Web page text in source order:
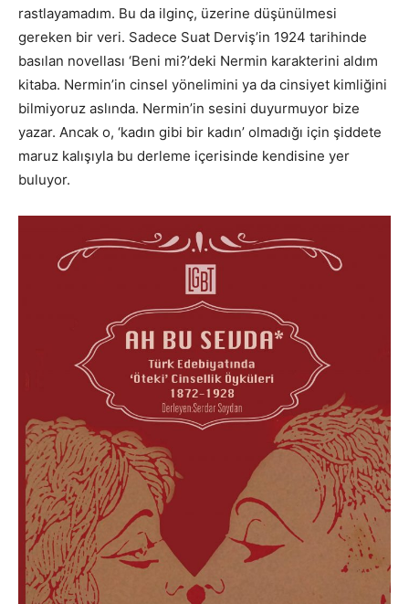
rastlayamadım. Bu da ilginç, üzerine düşünülmesi
gereken bir veri. Sadece Suat Derviş’in 1924 tarihinde
basılan novellası ‘Beni mi?’deki Nermin karakterini aldım
kitaba. Nermin’in cinsel yönelimini ya da cinsiyet kimliğini
bilmiyoruz aslında. Nermin’in sesini duyurmuyor bize
yazar. Ancak o, ‘kadın gibi bir kadın’ olmadığı için şiddete
maruz kalışıyla bu derleme içerisinde kendisine yer
buluyor.